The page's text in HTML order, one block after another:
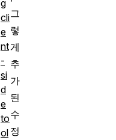
그
렇
게
추
가
된
수
정
g
cli
e
nt
-
si
d
e
to
ol